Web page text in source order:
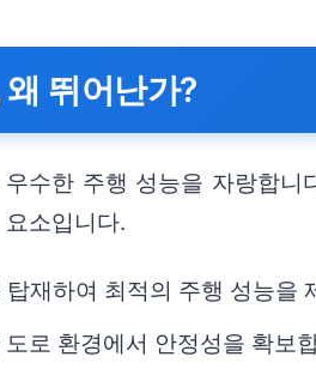
뛰어난가?
수한 주행 성능을 자랑합
소입니다.
재하여 최적의 주행 성능을
로 환경에서 안정성을 확보